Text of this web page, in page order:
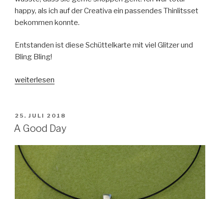
happy, als ich auf der Creativa ein passendes Thinlitsset
bekommen konnte.
Entstanden ist diese Schüttelkarte mit viel Glitzer und
Bling Bling!
„Schüttelkarte
weiterlesen
VERÖFFENTLICHT
AM
25. JULI 2018
A Good Day